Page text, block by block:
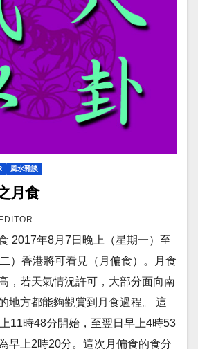
風水雜談
月食
2017年8月7日晚上（星期一）至
）香港將可看見（月偏食）。月食
，若天氣情況許可，大部分面向南
地方都能夠觀賞到月食過程。 這
11時48分開始，至翌日早上4時53
早上2時20分。這次月偏食的食分